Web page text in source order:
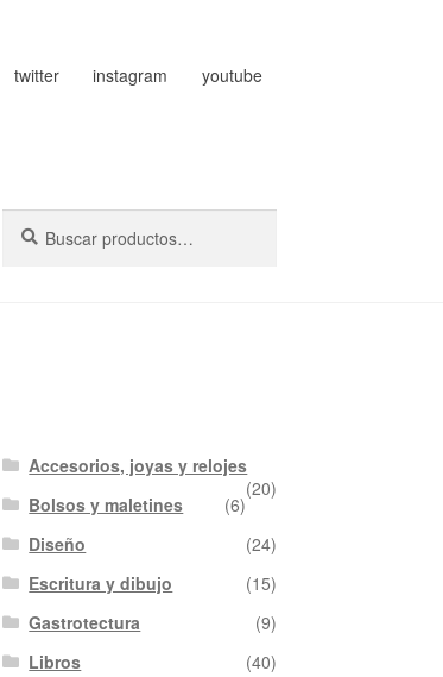
twitter instagram youtube
por:
Accesorios, joyas y relojes
(20)
Bolsos y maletines
(6)
Diseño
(24)
Escritura y dibujo
(15)
Gastrotectura
(9)
Libros
(40)